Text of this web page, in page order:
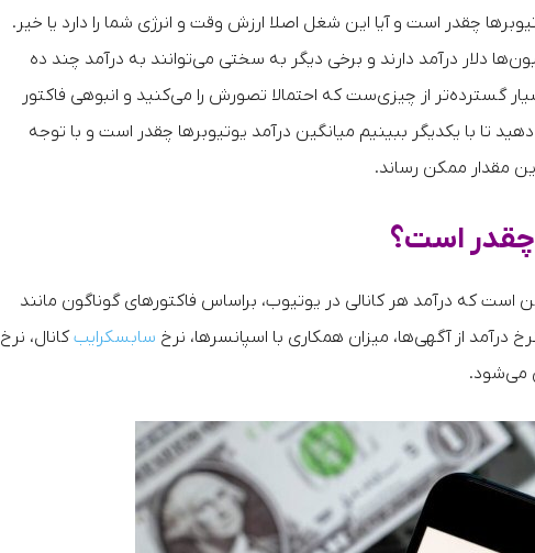
چقدر است و آیا این شغل اصلا ارزش وقت و انرژی شما را دارد یا خیر.
دلار درآمد دارند و برخی دیگر به سختی می‌توانند به درآمد چند ده
گسترده‌تر از چیزی‌ست که احتمالا تصورش را می‌کنید و انبوهی فاکتور
تا با یکدیگر ببینیم میانگین درآمد یوتیوبرها چقدر است و با توجه
مقدار ممکن رساند.
چقدر است؟
است که درآمد هر کانالی در یوتیوب، براساس فاکتورهای گوناگون مانند
درآمد از آگهی‌ها، میزان همکاری با اسپانسرها، نرخ سابسکرایبکانال، نرخ
می‌شود.